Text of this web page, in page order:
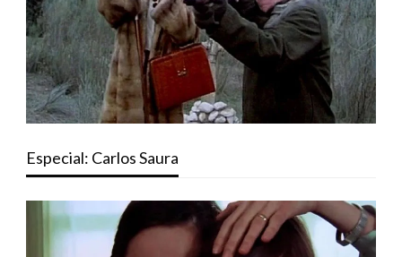
Especial: Carlos Saura